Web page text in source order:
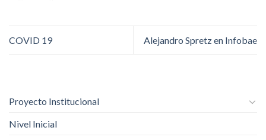
COVID 19 Alejandro Spretz en Infobae
Proyecto Institucional
Nivel Inicial